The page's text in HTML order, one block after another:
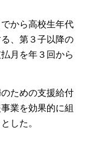
から高校生年代
、第３子以降の
月を年３回から
ための支援給付
業を効果的に組
した。